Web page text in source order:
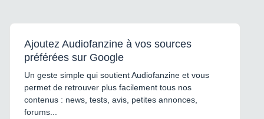
Ajoutez Audiofanzine à vos sources
préférées sur Google
Un geste simple qui soutient Audiofanzine et vous
permet de retrouver plus facilement tous nos
contenus : news, tests, avis, petites annonces,
forums...